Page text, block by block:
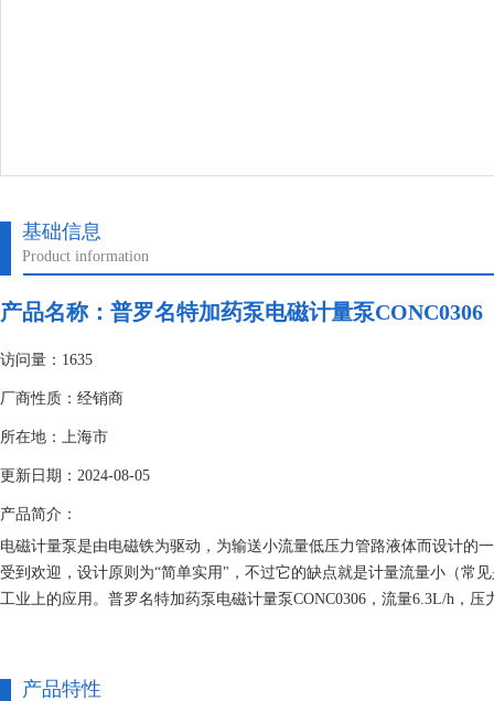
基础信息
Product information
产品名称： 普罗名特加药泵电磁计量泵CONC0306
访问量：1635
厂商性质：经销商
所在地：上海市
更新日期：2024-08-05
产品简介：
电磁计量泵是由电磁铁为驱动，为输送小流量低压力管路液体而设计的
受到欢迎，设计原则为“简单实用"，不过它的缺点就是计量流量小（常
工业上的应用。普罗名特加药泵电磁计量泵CONC0306，流量6.3L/h，压
产品特性